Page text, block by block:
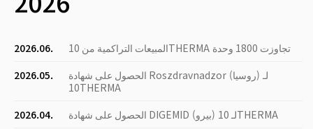
2026.06.
المبيعات التراكمية من 10THERMA تجاوزت 1800 وحدة
2026.05.
الحصول على شهادة Roszdravnadzor (روسيا) لـ
10THERMA
2026.04.
الحصول على شهادة DIGEMID (بيرو) لـ 10THERMA